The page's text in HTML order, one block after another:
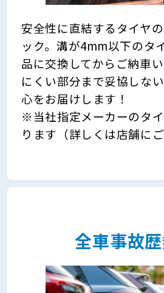
安全性に直結するタイヤ
ック。溝が4mm以下のタ
品に交換してからご納車
にくい部分まで妥協しな
心をお届けします！
※当社指定メーカーのタ
ります（詳しくは店舗にご
全車事故